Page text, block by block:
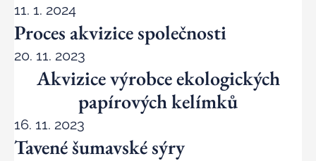
11. 1. 2024
Proces akvizice společnosti
20. 11. 2023
Akvizice výrobce ekologických
papírových kelímků
16. 11. 2023
Tavené šumavské sýry